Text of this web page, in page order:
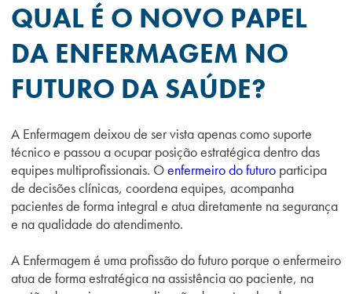
QUAL É O NOVO PAPEL
DA ENFERMAGEM NO
FUTURO DA SAÚDE?
A Enfermagem deixou de ser vista apenas como suporte
técnico e passou a ocupar posição estratégica dentro das
equipes multiprofissionais. Oenfermeiro do futuro participa
de decisões clínicas, coordena equipes, acompanha
pacientes de forma integral e atua diretamente na segurança
e na qualidade do atendimento.
A Enfermagem é uma profissão do futuro porque o enfermeiro
atua de forma estratégica na assistência ao paciente, na